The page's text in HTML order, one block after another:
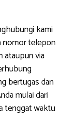
kami
nomor telepon
ataupun via
bertugas dan
mulai dari
tenggat waktu